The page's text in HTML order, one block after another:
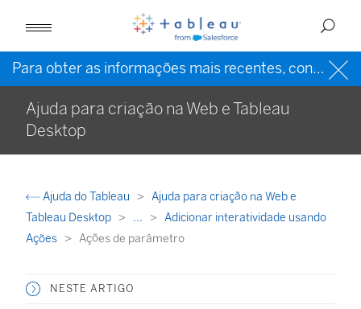
Para obter as informações mais recentes, consulte a
Ajuda para criação na Web e Tableau
Desktop
Ajuda do Tableau
Ajuda para criação na Web e
Tableau Desktop
...
Adicionar interatividade usando
Ações
Ações de parâmetro
NESTE ARTIGO